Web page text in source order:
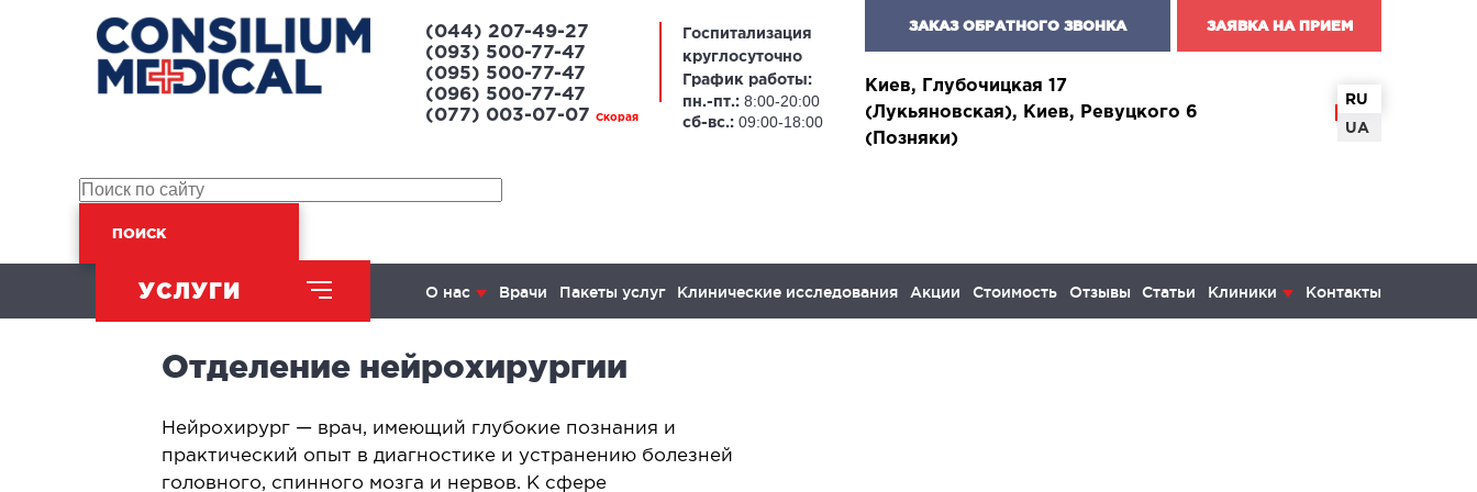
(044) 207-49-27
(093) 500-77-47
(095) 500-77-47
(096) 500-77-47
(077) 003-07-07
Скорая
Госпитализация
круглосуточно
График работы:
пн.-пт.: 8:00-20:00
сб-вс.: 09:00-18:00
ЗАКАЗ ОБРАТНОГО ЗВОНКА ЗАЯВКА НА ПРИЕМ
Киев, Глубочицкая 17
(Лукьяновская), Киев, Ревуцкого 6
(Позняки)
RU
UA
ПОИСК
УСЛУГИ О нас Врачи Пакеты услуг Клинические исследования Акции Стоимость Отзывы Статьи Клиники Контакты
ХИРУРГИЧЕСКОЕ
НАПРАВЛЕНИЕ
Абдоминальная хирургия
ЛАПАРОСКОПИЧЕСКАЯ
ХИРУРГИЯ
Лапароскопия в гинекологии
Отделение нейрохирургии
​Нейрохирург — врач, имеющий глубокие познания и
практический опыт в диагностике и устранению болезней
головного, спинного мозга и нервов. К сфере